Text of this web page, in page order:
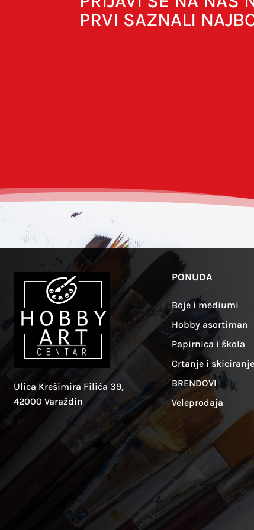
Spremi moje ime, e-poštu i web-
PRVI SAZNALI
Ulica Krešimira Filića 39,
42000 Varaždin
PONUDA
Boje i mediumi
Hobby asortiman
Papirnica i škola
Crtanje i skiciranje
BRENDOVI
Veleprodaja